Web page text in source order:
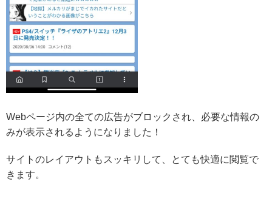
Webページ内の全ての広告がブロックされ、必要な情報の
みが表示されるようになりました！
サイトのレイアウトもスッキリして、とても快適に閲覧で
きます。